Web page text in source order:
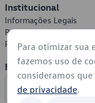
Institucional
Informações Legais
Política de Privacidade
Política de Cookies
Formas de
Para otimizar sua
fazemos uso de
consideramos
de privacidade.